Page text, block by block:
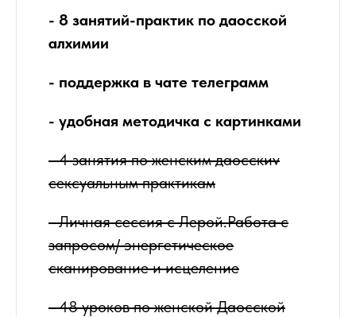
- 8 занятий-практик по даосской
алхимии
- поддержка в чате телеграмм
- удобная методичка с картинками
- 4 занятия по женским даосскиv
сексуальным практикам
- Личная сессия с Лерой.Работа с
запросом/ энергетическое
сканирование и исцеление
- 48 уроков по женской Даосской